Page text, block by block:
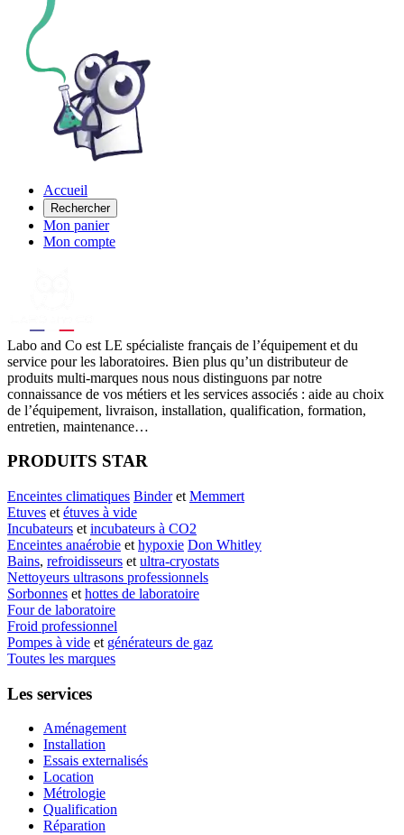
Accueil
Rechercher
Mon panier
Mon compte
Labo and Co est LE spécialiste français de l’équipement et du
service pour les laboratoires. Bien plus qu’un distributeur de
produits multi-marques nous nous distinguons par notre
connaissance de vos métiers et les services associés : aide au choix
de l’équipement, livraison, installation, qualification, formation,
entretien, maintenance…
PRODUITS STAR
Enceintes climatiques Binderet Memmert
Etuves et étuves à vide
Incubateurs et incubateurs à CO2
Enceintes anaérobie et hypoxie Don Whitley
Bains, refroidisseurs et ultra-cryostats
Nettoyeurs ultrasons professionnels
Sorbonnes et hottes de laboratoire
Four de laboratoire
Froid professionnel
Pompes à vide et générateurs de gaz
Toutes les marques
Les services
Aménagement
Installation
Essais externalisés
Location
Métrologie
Qualification
Réparation